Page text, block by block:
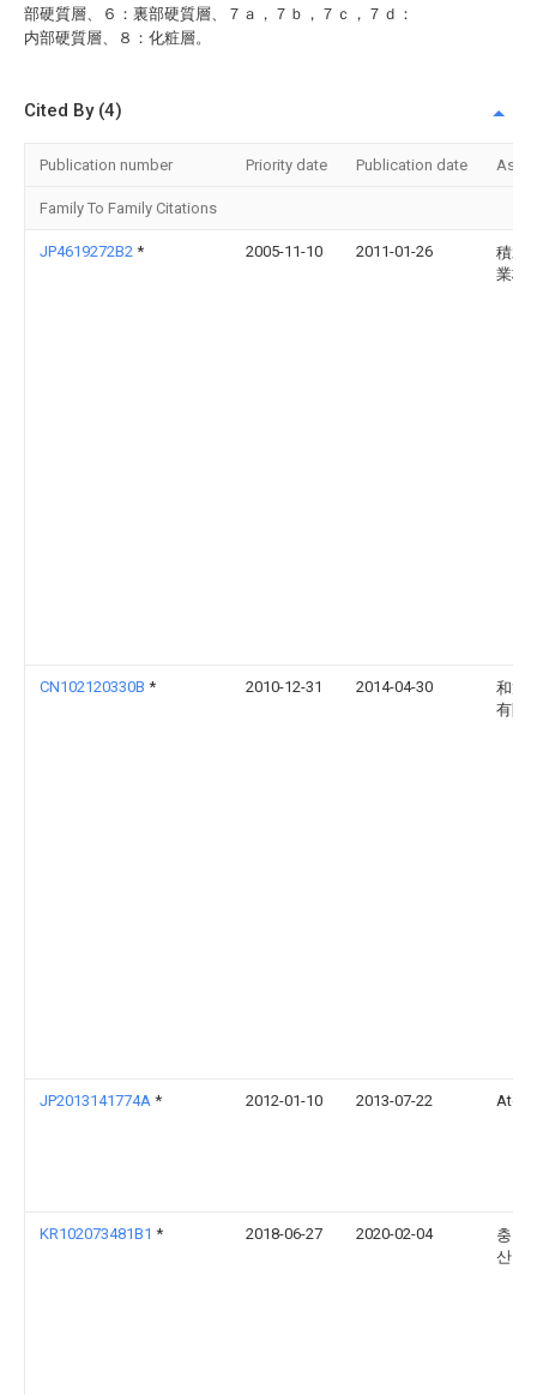
部硬質層、６：裏部硬質層、７ａ，７ｂ，７ｃ，７ｄ：
内部硬質層、８：化粧層。
Cited By (4)
Publication number Priority date Publication date
Family To Family Citations
JP4619272B2 * 2005-11-10 2011-01-26
積水
業株
CN102120330B * 2010-12-31 2014-04-30
和龙
有限
JP2013141774A * 2012-01-10 2013-07-22
KR102073481B1 * 2018-06-27 2020-02-04
충남
산학